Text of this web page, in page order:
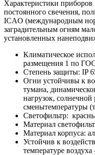
Характеристики
постоянного свечения,
ICAO (международным
заградительным огням
установленных
Климатическое
размещения 1 по
Степень защиты: IP
Огни устойчивы к
тумана,
нагрузок, солнечной
сменытемпературы
Светофильтр:
Материал
Материал корпуса:
Устойчив к
температуре